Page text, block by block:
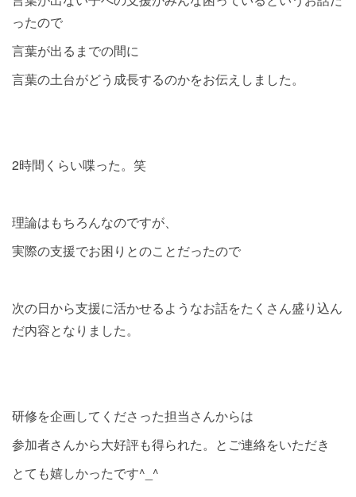
ったので
言葉が出るまでの間に
言葉の土台がどう成長するのかをお伝えしました。
2時間くらい喋った。笑
理論はもちろんなのですが、
実際の支援でお困りとのことだったので
次の日から支援に活かせるようなお話をたくさん盛り込ん
だ内容となりました。
研修を企画してくださった担当さんからは
参加者さんから大好評も得られた。とご連絡をいただき
とても嬉しかったです^_^